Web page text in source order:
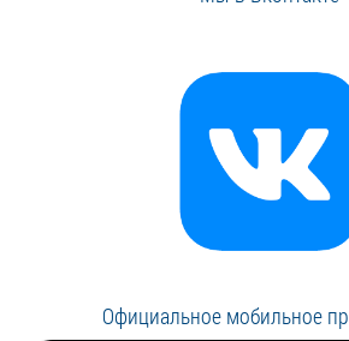
Официальное мобильное